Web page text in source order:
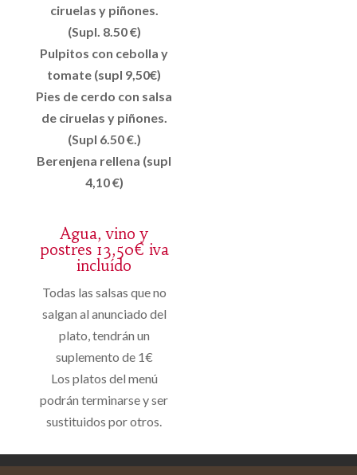
ciruelas y piñones.
(Supl. 8.50 €)
Pulpitos con cebolla y
tomate (supl 9,50€)
Pies de cerdo con salsa
de ciruelas y piñones.
(Supl 6.50 €.)
Berenjena rellena (supl
4,10 €)
Agua, vino y
postres 13,50€ iva
incluído
Todas las salsas que no
salgan al anunciado del
plato, tendrán un
suplemento de 1€
Los platos del menú
podrán terminarse y ser
sustituidos por otros.